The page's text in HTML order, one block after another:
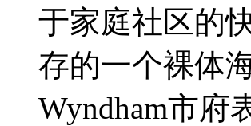
于家庭社区的
存的一个裸
Wyndham市府